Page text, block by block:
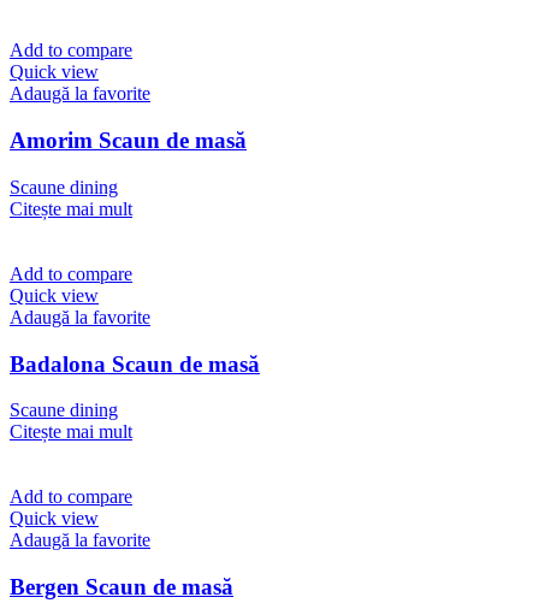
Add to compare
Quick view
Adaugă la favorite
Amorim Scaun de masă
Scaune dining
Citește mai mult
Add to compare
Quick view
Adaugă la favorite
Badalona Scaun de masă
Scaune dining
Citește mai mult
Add to compare
Quick view
Adaugă la favorite
Bergen Scaun de masă